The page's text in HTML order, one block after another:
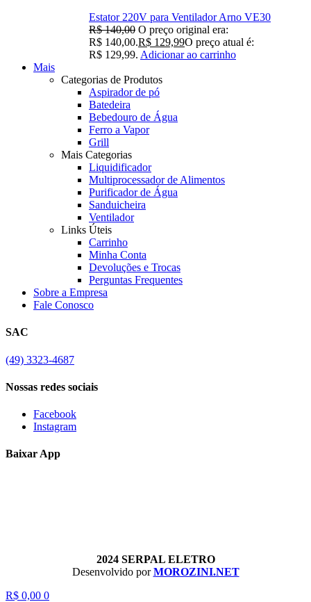
Estator 220V para Ventilador Arno VE30
R$140,00 O preço original era:
R$ 140,00.R$ 129,99O preço atual é:
R$ 129,99. Adicionar ao carrinho
Mais
Categorias de Produtos
Aspirador de pó
Batedeira
Bebedouro de Água
Ferro a Vapor
Grill
Mais Categorias
Liquidificador
Multiprocessador de Alimentos
Purificador de Água
Sanduicheira
Ventilador
Links Úteis
Carrinho
Minha Conta
Devoluções e Trocas
Perguntas Frequentes
Sobre a Empresa
Fale Conosco
SAC
(49) 3323-4687
Nossas redes sociais
Facebook
Instagram
Baixar App
2024 SERPAL ELETRO
Desenvolvido porMOROZINI.NET
R$ 0,00 0